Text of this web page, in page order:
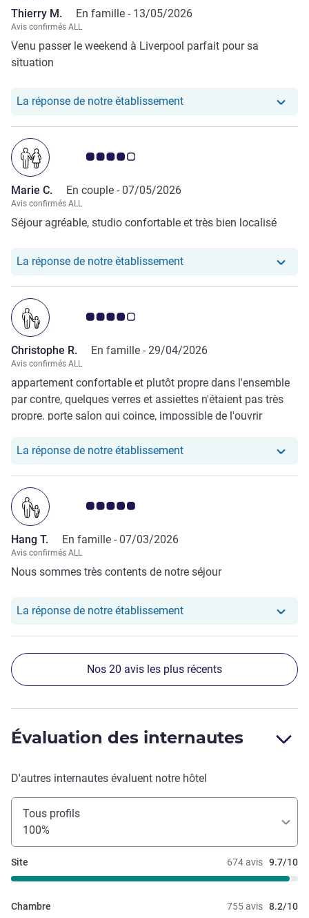
Thierry M. En famille - 13/05/2026
Avis confirmés ALL
Venu passer le weekend à Liverpool parfait pour sa
situation
La réponse de notre établissementNotre hôtel a repondu au
Note Avis clients 4.0/5
Marie C. En couple - 07/05/2026
Avis confirmés ALL
Séjour agréable, studio confortable et très bien localisé
La réponse de notre établissementNotre hôtel a repondu au
Note Avis clients 4.0/5
Christophe R. En famille - 29/04/2026
Avis confirmés ALL
appartement confortable et plutôt propre dans l'ensemble
par contre, quelques verres et assiettes n'étaient pas très
propre. porte salon qui coince, impossible de l'ouvrir
La réponse de notre établissementNotre hôtel a repondu au
Note Avis clients 5.0/5
Hang T. En famille - 07/03/2026
Avis confirmés ALL
Nous sommes très contents de notre séjour
La réponse de notre établissementNotre hôtel a repondu au
Nos 20 avis les plus récents
Évaluation des internautes
D'autres internautes évaluent notre hôtel
Tous profils
100%
674 avis 9.7/10
Site
755 avis 8.2/10
Chambre